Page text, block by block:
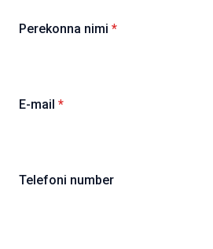
Perekonna nimi *
E-mail *
Telefoni number